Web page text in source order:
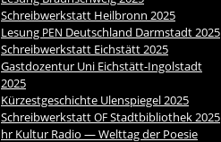
Schreibwerkstatt Heilbronn 2025
Lesung PEN Deutschland Darmstadt 2025
Schreibwerkstatt Eichstätt 2025
Gastdozentur Uni Eichstätt-Ingolstadt
2025
Kürzestgeschichte Ulenspiegel 2025
SchreibwerkstattOFStadtbibliothek 2025
hr Kultur Radio — Welttag der Poesie